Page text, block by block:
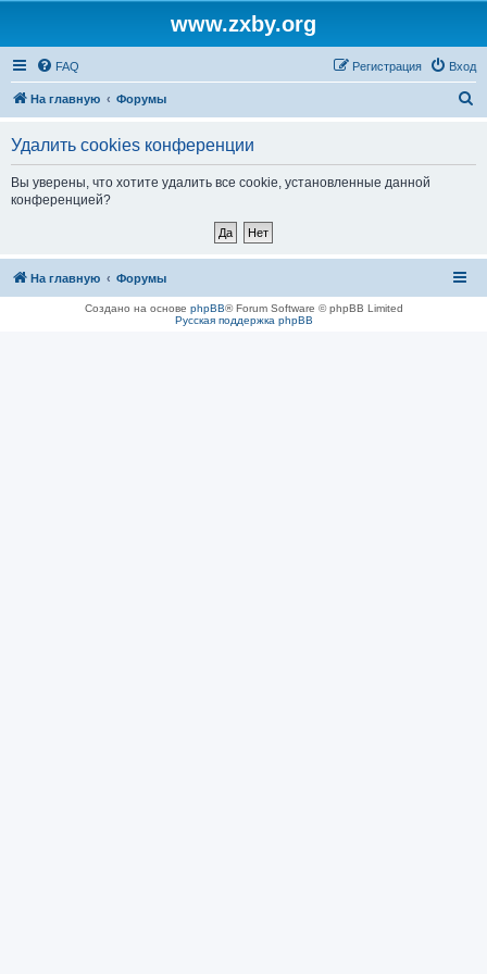
www.zxby.org
FAQ Вход
Регистрация
На главную Форумы
Удалить cookies конференции
Вы уверены, что хотите удалить все cookie, установленные данной
конференцией?
На главную Форумы
Создано на основе phpBB® Forum Software © phpBB Limited
Русская поддержка phpBB